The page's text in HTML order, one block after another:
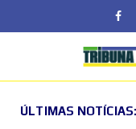
ÚLTIMAS NOTÍCIAS:
2026 DF entra